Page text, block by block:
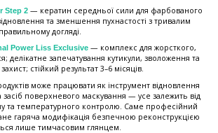
Step 2 — кератин середньої сили для фарбованого
та зменшення пухнастості з тривалим
догляді.
Power Liss Exclusive — комплекс для жорсткого,
делікатне запечатування кутикули, зволоження та
стійкий результат 3–6 місяців.
може працювати як інструмент відновлення
поверхневого маскування — усе залежить від
та температурного контролю. Саме професійний
гаряча модифікація безпечною реконструкцією
лише тимчасовим глянцем.